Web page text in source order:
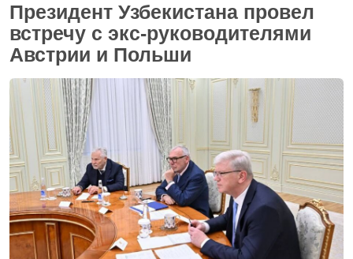
Президент Узбекистана провел
встречу с экс-руководителями
Австрии и Польши